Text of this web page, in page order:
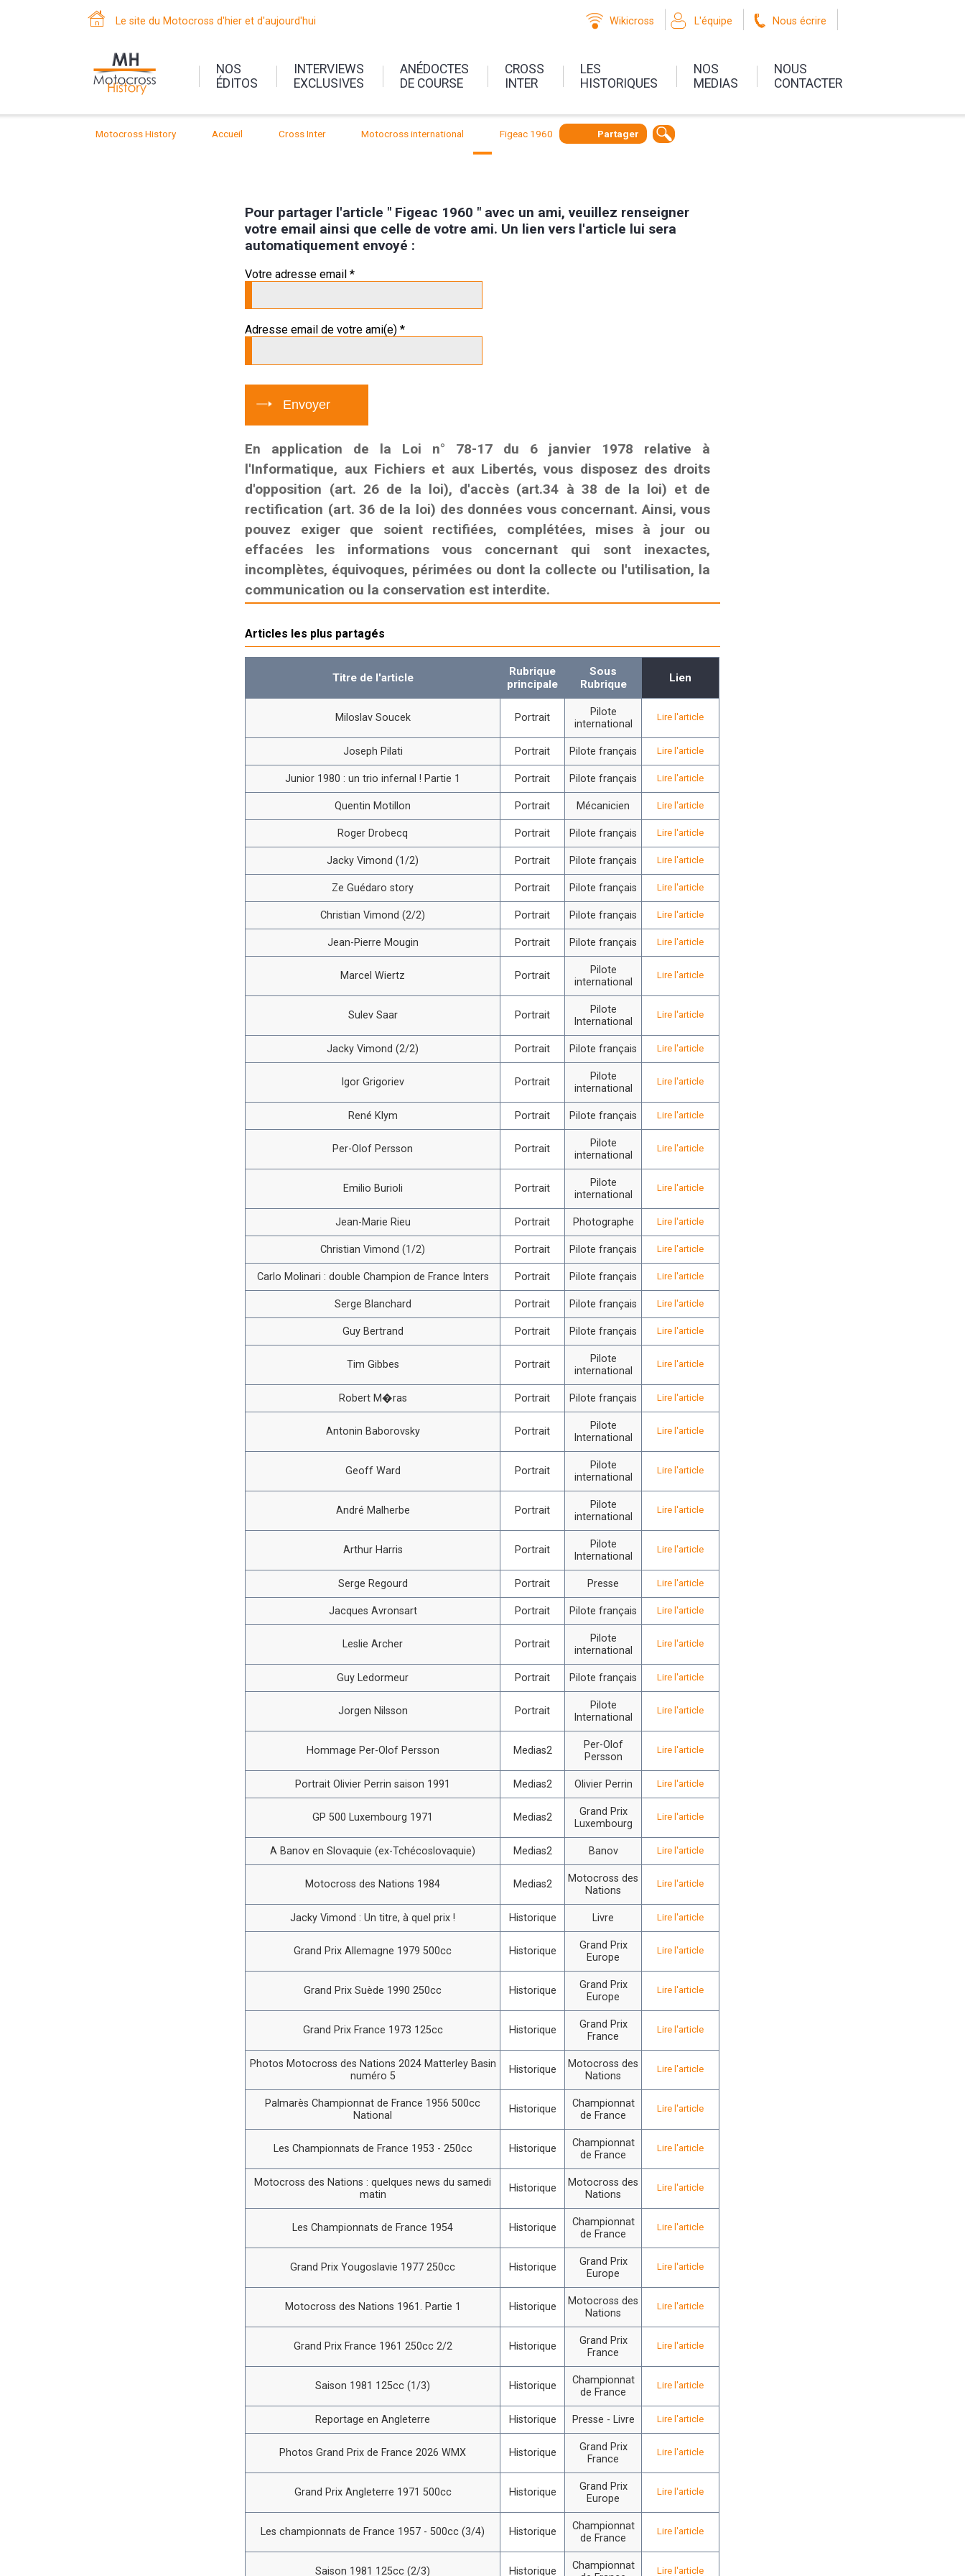
Le site du Motocross d'hier et d'aujourd'hui Wikicross L'équipe Nous écrire
NOS
ÉDITOS
INTERVIEWS
EXCLUSIVES
ANÉDOCTES
DE COURSE
CROSS
INTER
LES
HISTORIQUES
NOS
MEDIAS
NOUS
CONTACTER
Motocross History Accueil Cross Inter Motocross international Figeac 1960 Partager
Pour partager l'article " Figeac 1960 " avec un ami, veuillez renseigner
votre email ainsi que celle de votre ami. Un lien vers l'article lui sera
automatiquement envoyé :
Votre adresse email *
Adresse email de votre ami(e) *
En application de la Loi n° 78-17 du 6 janvier 1978 relative à
l'Informatique, aux Fichiers et aux Libertés, vous disposez des droits
d'opposition (art. 26 de la loi), d'accès (art.34 à 38 de la loi) et de
rectification (art. 36 de la loi) des données vous concernant. Ainsi, vous
pouvez exiger que soient rectifiées, complétées, mises à jour ou
effacées les informations vous concernant qui sont inexactes,
incomplètes, équivoques, périmées ou dont la collecte ou l'utilisation, la
communication ou la conservation est interdite.
Articles les plus partagés
Titre de l'article
Rubrique
principale
Sous
Rubrique
Lien
Miloslav Soucek Portrait
Pilote
international
Lire l'article
Joseph Pilati Portrait Pilote français Lire l'article
Junior 1980 : un trio infernal ! Partie 1 Portrait Pilote français Lire l'article
Quentin Motillon Portrait Mécanicien Lire l'article
Roger Drobecq Portrait Pilote français Lire l'article
Jacky Vimond (1/2) Portrait Pilote français Lire l'article
Ze Guédaro story Portrait Pilote français Lire l'article
Christian Vimond (2/2) Portrait Pilote français Lire l'article
Jean-Pierre Mougin Portrait Pilote français Lire l'article
Marcel Wiertz Portrait
Pilote
international
Lire l'article
Sulev Saar Portrait
Pilote
International
Lire l'article
Jacky Vimond (2/2) Portrait Pilote français Lire l'article
Igor Grigoriev Portrait
Pilote
international
Lire l'article
René Klym Portrait Pilote français Lire l'article
Per-Olof Persson Portrait
Pilote
international
Lire l'article
Emilio Burioli Portrait
Pilote
international
Lire l'article
Jean-Marie Rieu Portrait Photographe Lire l'article
Christian Vimond (1/2) Portrait Pilote français Lire l'article
Carlo Molinari : double Champion de France Inters Portrait Pilote français Lire l'article
Serge Blanchard Portrait Pilote français Lire l'article
Guy Bertrand Portrait Pilote français Lire l'article
Tim Gibbes Portrait
Pilote
international
Lire l'article
Robert M�ras Portrait Pilote français Lire l'article
Antonin Baborovsky Portrait
Pilote
International
Lire l'article
Geoff Ward Portrait
Pilote
international
Lire l'article
André Malherbe Portrait
Pilote
international
Lire l'article
Arthur Harris Portrait
Pilote
International
Lire l'article
Serge Regourd Portrait Presse Lire l'article
Jacques Avronsart Portrait Pilote français Lire l'article
Leslie Archer Portrait
Pilote
international
Lire l'article
Guy Ledormeur Portrait Pilote français Lire l'article
Jorgen Nilsson Portrait
Pilote
International
Lire l'article
Hommage Per-Olof Persson Medias2
Per-Olof
Persson
Lire l'article
Portrait Olivier Perrin saison 1991 Medias2 Olivier Perrin Lire l'article
GP 500 Luxembourg 1971 Medias2
Grand Prix
Luxembourg
Lire l'article
A Banov en Slovaquie (ex-Tchécoslovaquie) Medias2 Banov Lire l'article
Motocross des Nations 1984 Medias2
Motocross des
Nations
Lire l'article
Jacky Vimond : Un titre, à quel prix ! Historique Livre Lire l'article
Grand Prix Allemagne 1979 500cc Historique
Grand Prix
Europe
Lire l'article
Grand Prix Suède 1990 250cc Historique
Grand Prix
Europe
Lire l'article
Grand Prix France 1973 125cc Historique
Grand Prix
France
Lire l'article
Photos Motocross des Nations 2024 Matterley Basin
numéro 5
Historique
Motocross des
Nations
Lire l'article
Palmarès Championnat de France 1956 500cc
National
Historique
Championnat
de France
Lire l'article
Les Championnats de France 1953 - 250cc Historique
Championnat
de France
Lire l'article
Motocross des Nations : quelques news du samedi
matin
Historique
Motocross des
Nations
Lire l'article
Les Championnats de France 1954 Historique
Championnat
de France
Lire l'article
Grand Prix Yougoslavie 1977 250cc Historique
Grand Prix
Europe
Lire l'article
Motocross des Nations 1961. Partie 1 Historique
Motocross des
Nations
Lire l'article
Grand Prix France 1961 250cc 2/2 Historique
Grand Prix
France
Lire l'article
Saison 1981 125cc (1/3) Historique
Championnat
de France
Lire l'article
Reportage en Angleterre Historique Presse - Livre Lire l'article
Photos Grand Prix de France 2026 WMX Historique
Grand Prix
France
Lire l'article
Grand Prix Angleterre 1971 500cc Historique
Grand Prix
Europe
Lire l'article
Les championnats de France 1957 - 500cc (3/4) Historique
Championnat
de France
Lire l'article
Saison 1981 125cc (2/3) Historique
Championnat
Lire l'article